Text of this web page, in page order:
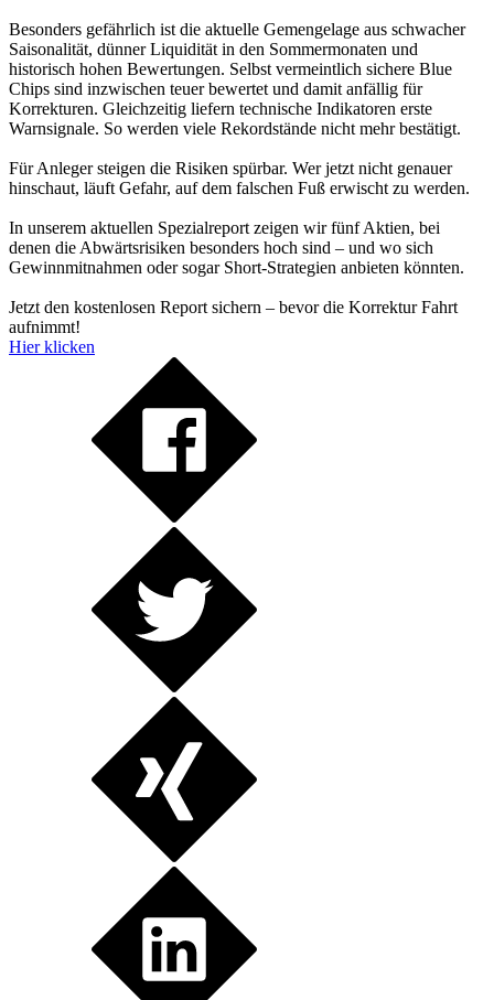
Besonders gefährlich ist die aktuelle Gemengelage aus schwacher
Saisonalität, dünner Liquidität in den Sommermonaten und
historisch hohen Bewertungen. Selbst vermeintlich sichere Blue
Chips sind inzwischen teuer bewertet und damit anfällig für
Korrekturen. Gleichzeitig liefern technische Indikatoren erste
Warnsignale. So werden viele Rekordstände nicht mehr bestätigt.
Für Anleger steigen die Risiken spürbar. Wer jetzt nicht genauer
hinschaut, läuft Gefahr, auf dem falschen Fuß erwischt zu werden.
In unserem aktuellen Spezialreport zeigen wir fünf Aktien, bei
denen die Abwärtsrisiken besonders hoch sind – und wo sich
Gewinnmitnahmen oder sogar Short-Strategien anbieten könnten.
Jetzt den kostenlosen Report sichern – bevor die Korrektur Fahrt
aufnimmt!
Hier klicken